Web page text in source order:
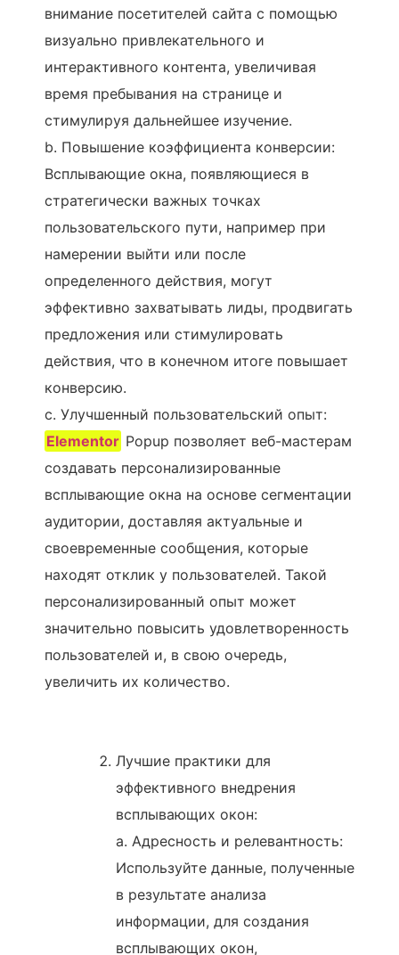
внимание посетителей сайта с помощью
визуально привлекательного и
интерактивного контента, увеличивая
время пребывания на странице и
стимулируя дальнейшее изучение.
b. Повышение коэффициента конверсии:
Всплывающие окна, появляющиеся в
стратегически важных точках
пользовательского пути, например при
намерении выйти или после
определенного действия, могут
эффективно захватывать лиды, продвигать
предложения или стимулировать
действия, что в конечном итоге повышает
конверсию.
c. Улучшенный пользовательский опыт:
Elementor Popup позволяет веб-мастерам
создавать персонализированные
всплывающие окна на основе сегментации
аудитории, доставляя актуальные и
своевременные сообщения, которые
находят отклик у пользователей. Такой
персонализированный опыт может
значительно повысить удовлетворенность
пользователей и, в свою очередь,
увеличить их количество.
Лучшие практики для
эффективного внедрения
всплывающих окон:
a. Адресность и релевантность:
Используйте данные, полученные
в результате анализа
информации, для создания
всплывающих окон,